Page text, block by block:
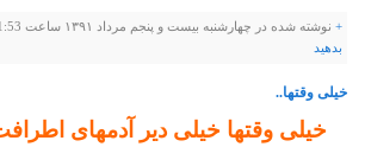
+ نوشته شده در چهارشنبه بیست و پنجم مرداد ۱۳۹۱ ساعت 1:53 توسط ســـروش |
بدهيد
خیلی وقتها..
خیلی وقتها خیلی دیر آدمهای